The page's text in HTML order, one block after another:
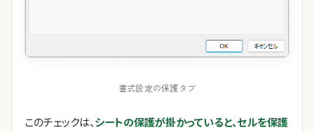
書式設定の保護タブ
このチェックは、シートの保護が掛かっていると、セルを保護